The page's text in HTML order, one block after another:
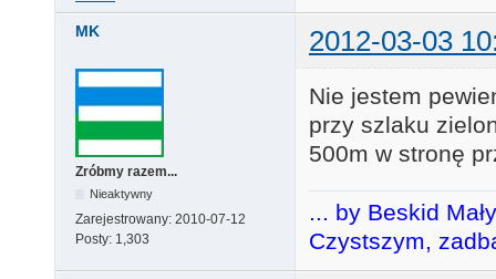
MK 2012-03-03
Zróbmy razem...
Nieaktywny
Zarejestrowany: 2010-07-12
Posty: 1,303
Nie jestem
przy szlaku
500m w stronę
... by Beskid
Czystszym,